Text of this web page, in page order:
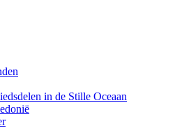
in de Stille Oceaan